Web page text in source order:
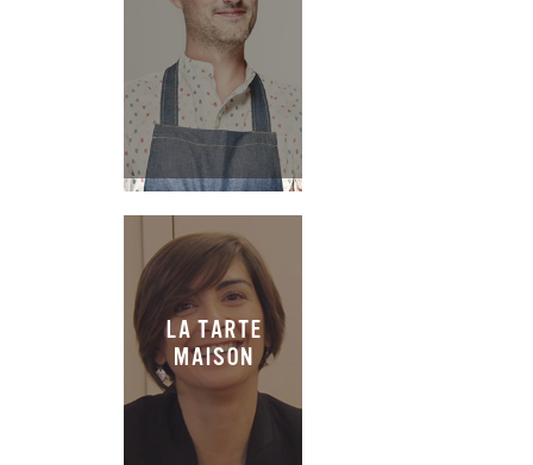
LA TARTE
MAISON